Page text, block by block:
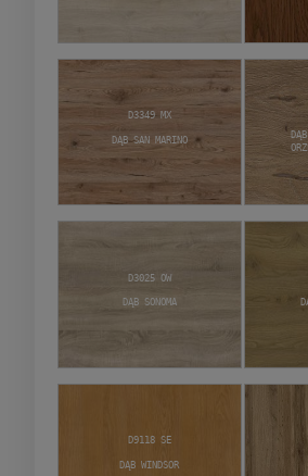
Dąb San Marino
D3349 MX
Dąb Sonoma
D3025 OW
Dąb Windsor
D9118 SE